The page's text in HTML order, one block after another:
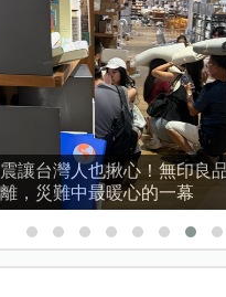
品豬肉要怎麼選？媽媽挑
件事